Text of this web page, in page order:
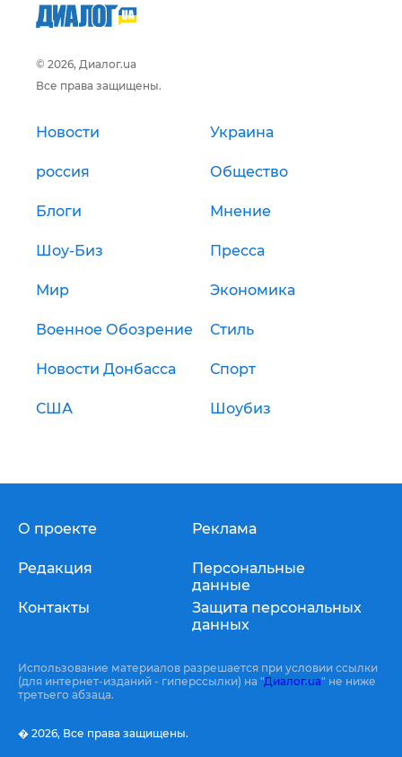
© 2026, Диалог.ua
Все права защищены.
Новости Украина
россия Общество
Блоги Мнение
Шоу-Биз Пресса
Мир Экономика
Военное Обозрение Стиль
Новости Донбасса Спорт
США Шоубиз
О проекте
Редакция
Контакты
Реклама
Персональные
данные
Защита персональных
данных
Использование материалов разрешается при условии ссылки
(для интернет-изданий - гиперссылки) на "Диалог.ua" не ниже
третьего абзаца.
� 2026, Все права защищены.